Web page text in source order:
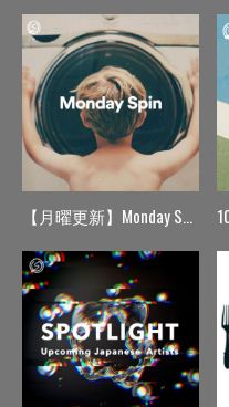
【月曜更新】Monday Spin